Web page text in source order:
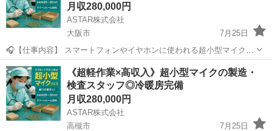
月収280,000円
ASTAR株式会社
大阪市
7月25日
🎧【仕事内容】 スマートフォンやイヤホンに使われる超小型マイクを
作る軽作業のお仕事です！ • 部品の取り付け・はんだ付け補助
• 顕微鏡を使った検査作業（視力検査あり） • 製品の梱包、出荷
前準備 • ...
大阪 大阪市 半導体 社会保険
《超軽作業×高収入》超小型マイクの製造・
検査スタッフ◎冷暖房完備
月収280,000円
ASTAR株式会社
高槻市
7月25日